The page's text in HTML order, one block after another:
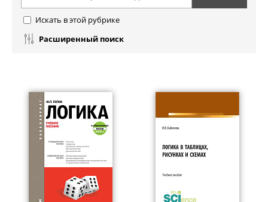
Искать в этой рубрике
Расширенный поиск